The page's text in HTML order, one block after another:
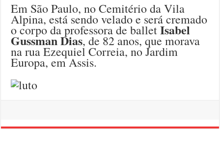
Em São Paulo, no Cemitério da Vila
Alpina, está sendo velado e será cremado
o corpo da professora de balletIsabel
Gussman Dias, de 82 anos, que morava
na rua Ezequiel Correia, no Jardim
Europa, em Assis.